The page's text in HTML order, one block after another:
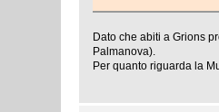
Dato che abiti a Grions
Palmanova).
Per quanto riguarda la